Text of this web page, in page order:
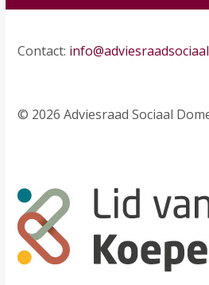
Contact:
© 2026 Adviesraad Sociaal